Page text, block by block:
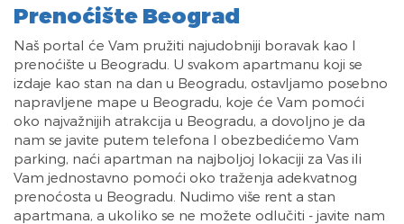
Prenoćište Beograd
Naš portal će Vam pružiti najudobniji boravak kao I
prenoćište u Beogradu. U svakom apartmanu koji se
izdaje kao stan na dan u Beogradu, ostavljamo posebno
napravljene mape u Beogradu, koje će Vam pomoći
oko najvažnijih atrakcija u Beogradu, a dovoljno je da
nam se javite putem telefona I obezbedićemo Vam
parking, naći apartman na najboljoj lokaciji za Vas ili
Vam jednostavno pomoći oko traženja adekvatnog
prenoćosta u Beogradu. Nudimo više rent a stan
apartmana, a ukoliko se ne možete odlučiti - javite nam